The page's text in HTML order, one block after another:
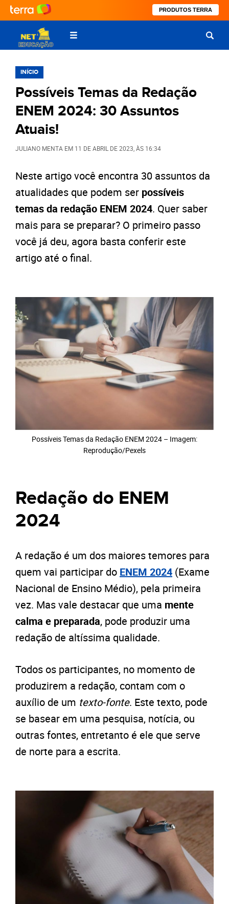
PRODUTOS TERRA
INÍCIO
Possíveis Temas da Redação
ENEM 2024: 30 Assuntos
Atuais!
JULIANO MENTA EM 11 DE ABRIL DE 2023 , ÀS 16:34
Neste artigo você encontra 30 assuntos da
atualidades que podem ser possíveis
temas da redação ENEM 2024. Quer saber
mais para se preparar? O primeiro passo
você já deu, agora basta conferir este
artigo até o final.
Possíveis Temas da Redação ENEM 2024 – Imagem:
Reprodução/Pexels
Redação do ENEM
2024
A redação é um dos maiores temores para
quem vai participar do ENEM 2024 (Exame
Nacional de Ensino Médio), pela primeira
vez. Mas vale destacar que uma mente
calma e preparada, pode produzir uma
redação de altíssima qualidade.
Todos os participantes, no momento de
produzirem a redação, contam com o
auxílio de um texto-fonte. Este texto, pode
se basear em uma pesquisa, notícia, ou
outras fontes, entretanto é ele que serve
de norte para a escrita.